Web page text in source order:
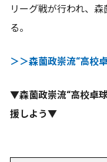
リーグ戦が行われ、
る。
＞＞森薗政崇流“高校
▼森薗政崇流“高校卓
援しよう▼